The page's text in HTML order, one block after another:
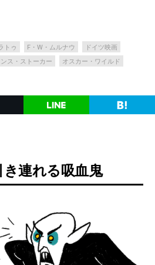
トゥ F・W・ムルナウ
ドイツ映画
ス・ストーカー
オスカー・ワイルド
連れる吸血鬼